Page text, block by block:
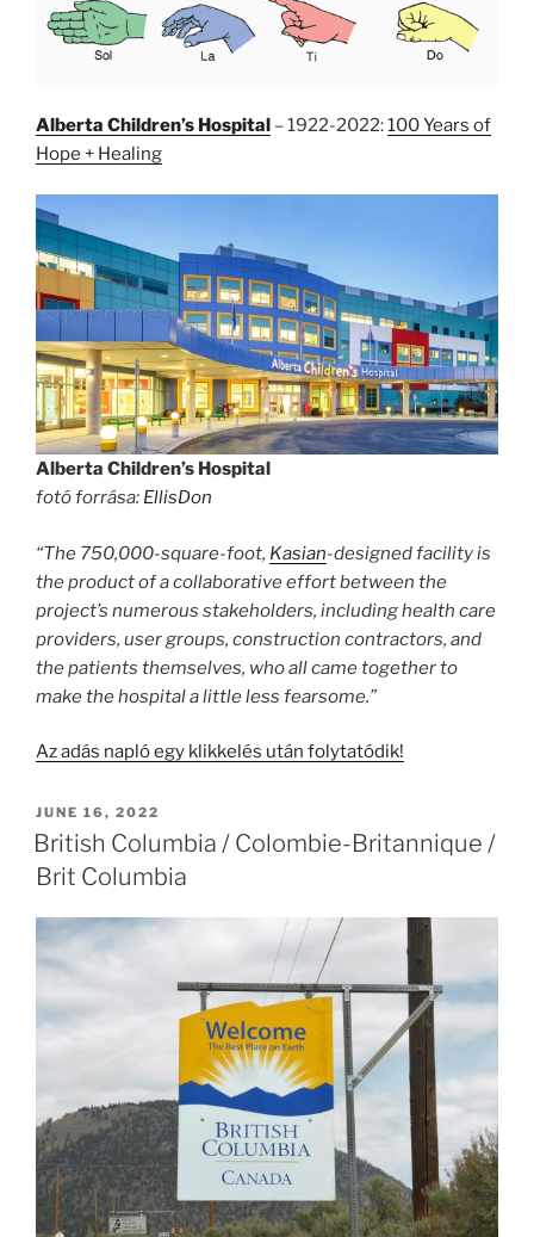
Alberta Children’s Hospital – 1922-2022:100 Years of
Hope + Healing
Alberta Children’s Hospital
fotó forrása: EllisDon
“The 750,000-square-foot, Kasian-designed facility is
the product of a collaborative effort between the
project’s numerous stakeholders, including health care
providers, user groups, construction contractors, and
the patients themselves, who all came together to
make the hospital a little less fearsome.”
Az adás napló egy klikkelés után folytatódik!
POSTED
ON
JUNE 16, 2022
British Columbia / Colombie-Britannique /
Brit Columbia